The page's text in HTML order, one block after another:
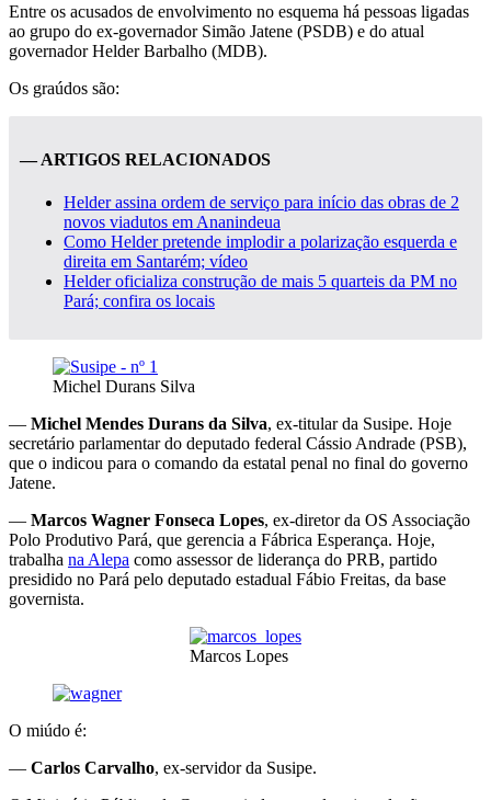
Entre os acusados de envolvimento no esquema há pessoas ligadas
ao grupo do ex-governador Simão Jatene (PSDB) e do atual
governador Helder Barbalho (MDB).
Os graúdos são:
— ARTIGOS RELACIONADOS
Helder assina ordem de serviço para início das obras de 2
novos viadutos em Ananindeua
Como Helder pretende implodir a polarização esquerda e
direita em Santarém; vídeo
Helder oficializa construção de mais 5 quarteis da PM no
Pará; confira os locais
Michel Durans Silva
— Michel Mendes Durans da Silva, ex-titular da Susipe. Hoje
secretário parlamentar do deputado federal Cássio Andrade (PSB),
que o indicou para o comando da estatal penal no final do governo
Jatene.
— Marcos Wagner Fonseca Lopes, ex-diretor da OS Associação
Polo Produtivo Pará, que gerencia a Fábrica Esperança. Hoje,
trabalha na Alepa como assessor de liderança do PRB, partido
presidido no Pará pelo deputado estadual Fábio Freitas, da base
governista.
Marcos Lopes
O miúdo é:
— Carlos Carvalho, ex-servidor da Susipe.